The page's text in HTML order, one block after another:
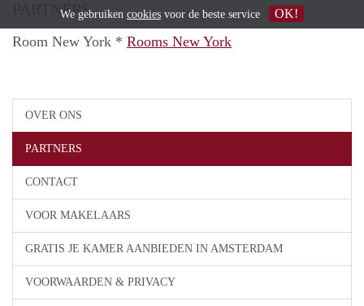
OVER ONS
PARTNERS
CONTACT
VOOR MAKELAARS
GRATIS JE KAMER AANBIEDEN IN AMSTERDAM
VOORWAARDEN & PRIVACY
PARTNERS
Room New York * Rooms New York
We gebruiken cookies voor de beste service OK!